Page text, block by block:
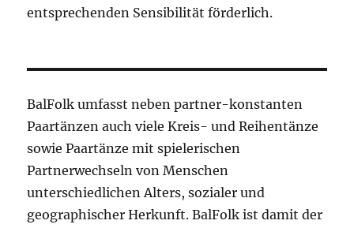
entsprechenden Sensibilität förderlich.
BalFolk umfasst neben partner-konstanten
Paartänzen auch viele Kreis- und Reihentänze
sowie Paartänze mit spielerischen
Partnerwechseln von Menschen
unterschiedlichen Alters, sozialer und
geographischer Herkunft. BalFolk ist damit der